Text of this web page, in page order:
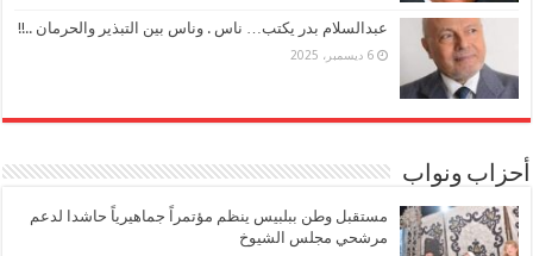
عبدالسلام بدر يكتب… ناس . وناس بين التبذير والحرمان ..!!
6 ديسمبر، 2025
أحزاب ونواب
مستقبل وطن ببلبيس ينظم مؤتمراً جماهيرياً حاشدا لدعم
مرشحي مجلس الشيوخ